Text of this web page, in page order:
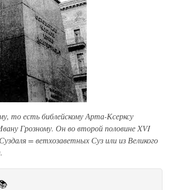
то есть библейскому Арта-Ксерксу
Грозному. Он во второй половине XVI
= ветхозаветных Суз или из Великого